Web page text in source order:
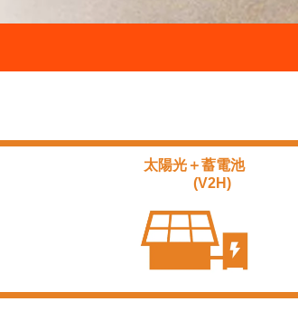
太陽光＋蓄電池
(V2H)